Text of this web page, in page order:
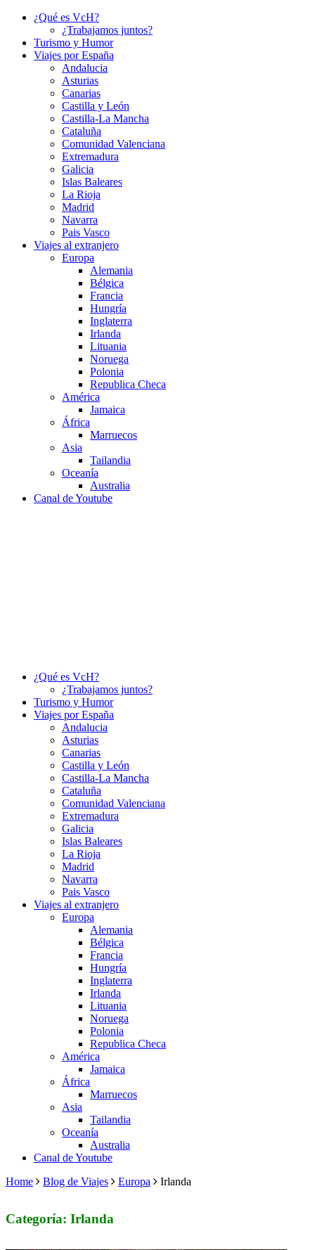
¿Qué es VcH?
¿Trabajamos juntos?
Turismo y Humor
Viajes por España
Andalucia
Asturias
Canarias
Castilla y León
Castilla-La Mancha
Cataluña
Comunidad Valenciana
Extremadura
Galicia
Islas Baleares
La Rioja
Madrid
Navarra
Pais Vasco
Viajes al extranjero
Europa
Alemania
Bélgica
Francia
Hungría
Inglaterra
Irlanda
Lituania
Noruega
Polonia
Republica Checa
América
Jamaica
África
Marruecos
Asia
Tailandia
Oceanía
Australia
Canal de Youtube
¿Qué es VcH?
¿Trabajamos juntos?
Turismo y Humor
Viajes por España
Andalucia
Asturias
Canarias
Castilla y León
Castilla-La Mancha
Cataluña
Comunidad Valenciana
Extremadura
Galicia
Islas Baleares
La Rioja
Madrid
Navarra
Pais Vasco
Viajes al extranjero
Europa
Alemania
Bélgica
Francia
Hungría
Inglaterra
Irlanda
Lituania
Noruega
Polonia
Republica Checa
América
Jamaica
África
Marruecos
Asia
Tailandia
Oceanía
Australia
Canal de Youtube
Home
Blog de Viajes Europa Irlanda
Categoría: Irlanda